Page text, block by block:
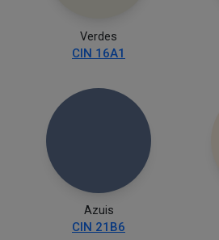
Verdes
CIN 16A1
Azuis
CIN 21B6